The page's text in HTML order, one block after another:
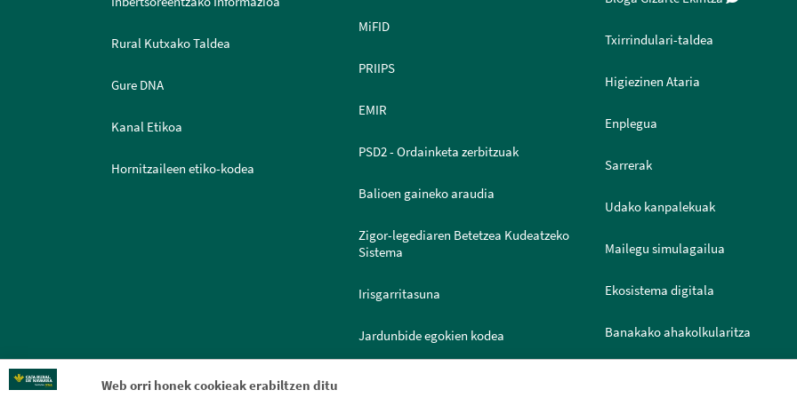
Web orri honek cookieak erabiltzen ditu
Rural Kutxako Taldea
Gure DNA
Kanal Etikoa
Hornitzaileen etiko-kodea
MiFID
PRIIPS
EMIR
PSD2 - Ordainketa zerbitzuak
Balioen gaineko araudia
Zigor-legediaren Betetzea Kudeatzeko
Sistema
Irisgarritasuna
Jardunbide egokien kodea
Txirrindulari-taldea
Higiezinen Ataria
Enplegua
Sarrerak
Udako kanpalekuak
Mailegu simulagailua
Ekosistema digitala
Banakako ahakolkularitza